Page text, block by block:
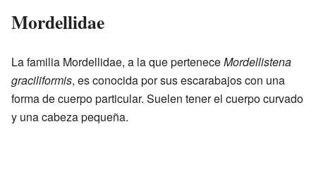
Mordellidae
La familia Mordellidae, a la que perteneceMordellistena
graciliformis, es conocida por sus escarabajos con una
forma de cuerpo particular. Suelen tener el cuerpo curvado
y una cabeza pequeña.